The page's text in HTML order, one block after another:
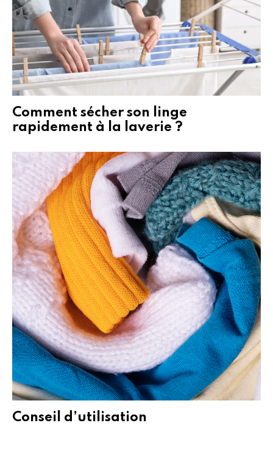
Comment sécher son linge
rapidement à la laverie ?
Conseil d’utilisation